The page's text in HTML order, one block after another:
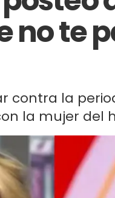
no te
contra la
la mujer del